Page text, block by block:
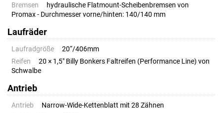
Bremsen
hydraulische Flatmount-Scheibenbremsen von
Promax - Durchmesser vorne/hinten: 140/140 mm
Laufräder
Laufradgröße
20“/406mm
Reifen
20 × 1,5" Billy Bonkers Faltreifen (Performance Line) von
Schwalbe
Antrieb
Antrieb
Narrow-Wide-Kettenblatt mit 28 Zähnen